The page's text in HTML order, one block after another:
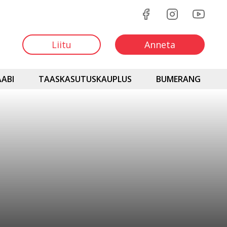
Liitu Anneta
TAASKASUTUSKAUPLUS BUMERANG